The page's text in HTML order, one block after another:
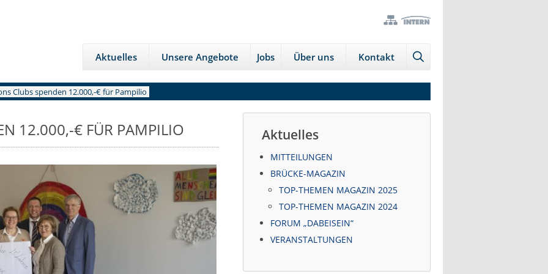
→
→
Bereich
Aktuelles Unsere Angebote Jobs Über uns Kontakt
Clubs spenden 12.000,-€ für Pampilio
12.000,-€ FÜR PAMPILIO Aktuelles
MITTEILUNGEN
BRÜCKE-MAGAZIN
TOP-THEMEN MAGAZIN 2025
TOP-THEMEN MAGAZIN 2024
FORUM „DABEISEIN“
VERANSTALTUNGEN